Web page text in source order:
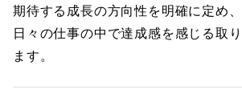
期待する成長の方向性を明確に定め、
日々の仕事の中で達成感を感じる取
ます。